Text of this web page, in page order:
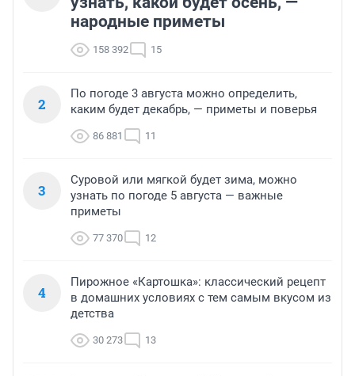
народные приметы
158 392 15
2
По погоде 3 августа можно определить,
каким будет декабрь, — приметы и поверья
86 881 11
3
Суровой или мягкой будет зима, можно
узнать по погоде 5 августа — важные
приметы
77 370 12
4
Пирожное «Картошка»: классический рецепт
в домашних условиях с тем самым вкусом из
детства
30 273 13